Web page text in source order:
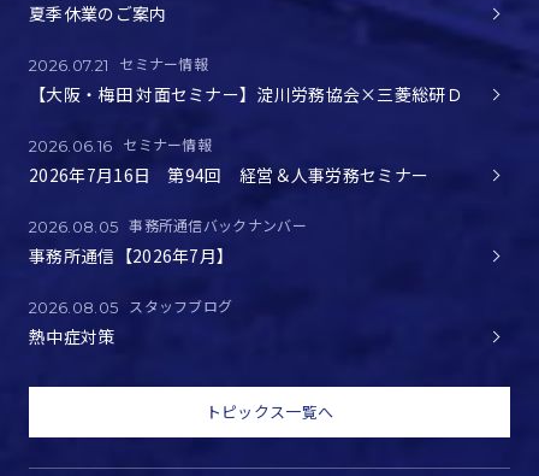
夏季休業のご案内
2026.07.21 セミナー情報
【大阪・梅田 対面セミナー】淀川労務協会×三菱総研Ｄ
2026.06.16 セミナー情報
2026年7月16日 第94回 経営＆人事労務セミナー
2026.08.05 事務所通信バックナンバー
事務所通信【2026年7月】
2026.08.05 スタッフブログ
熱中症対策
トピックス一覧へ